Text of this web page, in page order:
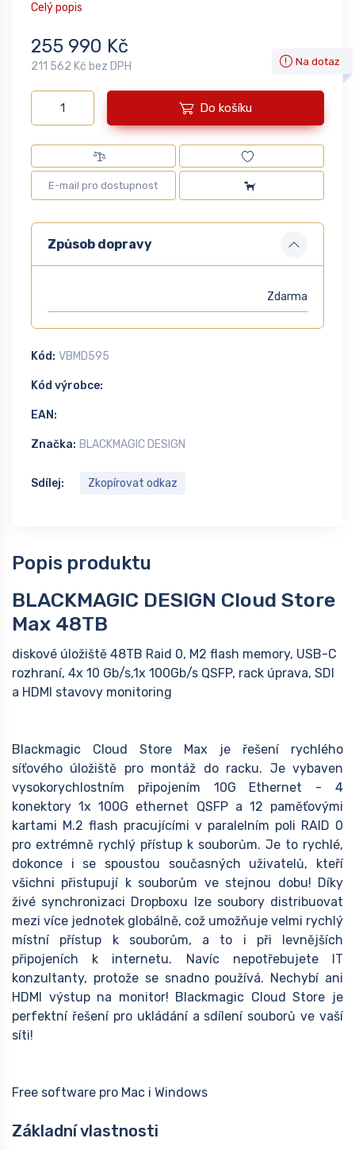
Celý popis
255 990 Kč
211 562 Kč bez DPH Na dotaz
Do košíku
Způsob dopravy
Zdarma
Kód: VBMD595
Kód výrobce:
EAN:
Značka: BLACKMAGIC DESIGN
Sdílej: Zkopírovat odkaz
Popis produktu
BLACKMAGIC DESIGN Cloud Store
Max 48TB
diskové úložiště 48TB Raid 0, M2 flash memory, USB-C
rozhraní, 4x 10 Gb/s,1x 100Gb/s QSFP, rack úprava, SDI
a HDMI stavovy monitoring
Blackmagic Cloud Store Max je řešení rychlého
síťového úložiště pro montáž do racku. Je vybaven
vysokorychlostním připojením 10G Ethernet - 4
konektory 1x 100G ethernet QSFP a 12 paměťovými
kartami M.2 flash pracujícími v paralelním poli RAID 0
pro extrémně rychlý přístup k souborům. Je to rychlé,
dokonce i se spoustou současných uživatelů, kteří
všichni přistupují k souborům ve stejnou dobu! Díky
živé synchronizaci Dropboxu lze soubory distribuovat
mezi více jednotek globálně, což umožňuje velmi rychlý
místní přístup k souborům, a to i při levnějších
připojeních k internetu. Navíc nepotřebujete IT
konzultanty, protože se snadno používá. Nechybí ani
HDMI výstup na monitor! Blackmagic Cloud Store je
perfektní řešení pro ukládání a sdílení souborů ve vaší
síti!
Free software pro Mac i Windows
Základní vlastnosti